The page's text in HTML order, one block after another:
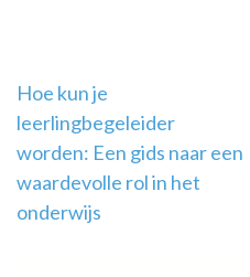
Berichtnavigatie
Hoe kun je
leerlingbegeleider
worden: Een gids naar een
waardevolle rol in het
onderwijs